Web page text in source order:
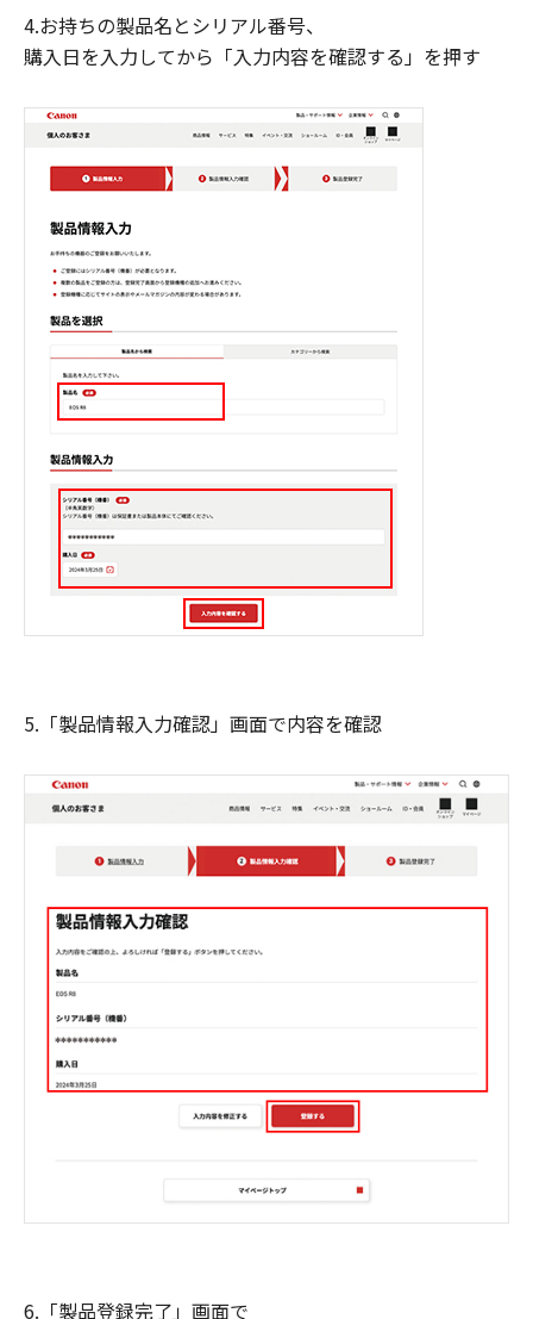
4.お持ちの製品名とシリアル番号、
購入日を入力してから「入力内容を確認する」を押す
5.「製品情報入力確認」画面で内容を確認
6.「製品登録完了」画面で